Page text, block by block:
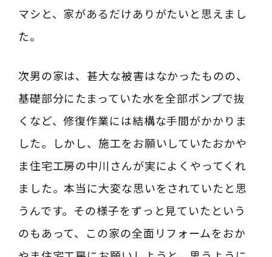
マシと、家があるだけありがたいと思えまし
た。
次男の家は、甚大な被害はなかったものの、
基礎部分にたまっていた水を全部ポンプで抜
くなど、修復作業には結構な手間がかかりま
した。しかし、施工をお願いしていたおかや
ま住宅工房の中川さんが実によくやってくれ
ました。本当に大変な思いをされていたと思
うんです。その様子をずっと見ていたという
のもあって、この家の全面リフォームをおか